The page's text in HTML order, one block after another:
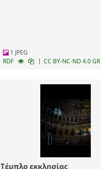
1 JPEG
RDF
| CC BY-NC-ND 4.0 GR
Τέμπλο εκκλησίας